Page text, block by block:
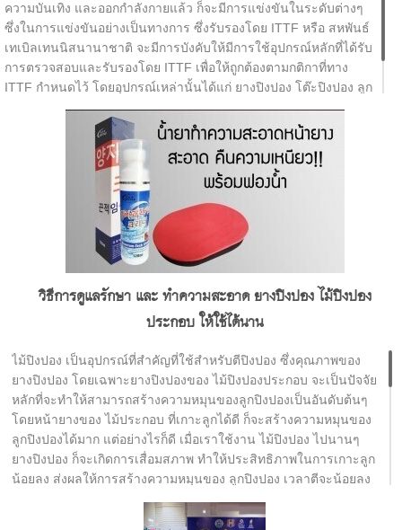
ความบันเทิง และออกกำลังกายแล้ว ก็จะมีการแข่งขันในระดับต่างๆ
ซึ่งในการแข่งขันอย่างเป็นทางการ ซึ่งรับรองโดย ITTF หรือ สหพันธ์
เทเบิลเทนนิสนานาชาติ จะมีการบังคับให้มีการใช้อุปกรณ์หลักที่ได้รับ
การตรวจสอบและรับรองโดย ITTF เพื่อให้ถูกต้องตามกติกาที่ทาง
ITTF กำหนดไว้ โดยอุปกรณ์เหล่านั้นได้แก่ ยางปิงปอง โต๊ะปิงปอง ลูก
ปิงปอง เน็ตปิงปอง และ พื้นสนามปิงปอง ซึ่งส่วนใหญ่จะมีการอัพเดต
ทุก 1 ปี ยกเว้นยางปิงปองจะมีการอัพเดตทุก 6 เดือน
วิธีการดูแลรักษา และ ทำความสะอาด ยางปิงปอง ไม้ปิงปอง
ประกอบ ให้ใช้ได้นาน
ไม้ปิงปอง เป็นอุปกรณ์ที่สำคัญที่ใช้สำหรับตีปิงปอง ซึ่งคุณภาพของ
ยางปิงปอง โดยเฉพาะยางปิงปองของ ไม้ปิงปองประกอบ จะเป็นปัจจัย
หลักที่จะทำให้สามารถสร้างความหมุนของลูกปิงปองเป็นอันดับต้นๆ
โดยหน้ายางของ ไม้ประกอบ ที่เกาะลูกได้ดี ก็จะสร้างความหมุนของ
ลูกปิงปองได้มาก แต่อย่างไรก็ดี เมื่อเราใช้งาน ไม้ปิงปอง ไปนานๆ
ยางปิงปอง ก็จะเกิดการเสื่อมสภาพ ทำให้ประสิทธิภาพในการเกาะลูก
น้อยลง ส่งผลให้การสร้างความหมุนของ ลูกปิงปอง เวลาตีจะน้อยลง
ไปด้วย ดังนั้น วิธีทำความสะอาดไม้ปิงปอง โดยเฉพาะในส่วนของ
ยางปิงปอง ที่ถูกต้องจะช่วยให้ยางปิงปองเสื่อมสภาพช้าลง หน้ายาง